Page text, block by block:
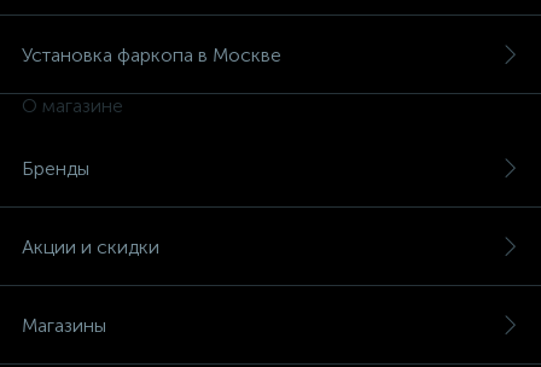
Установка фаркопа в Москве
О магазине
Бренды
Акции и скидки
Магазины